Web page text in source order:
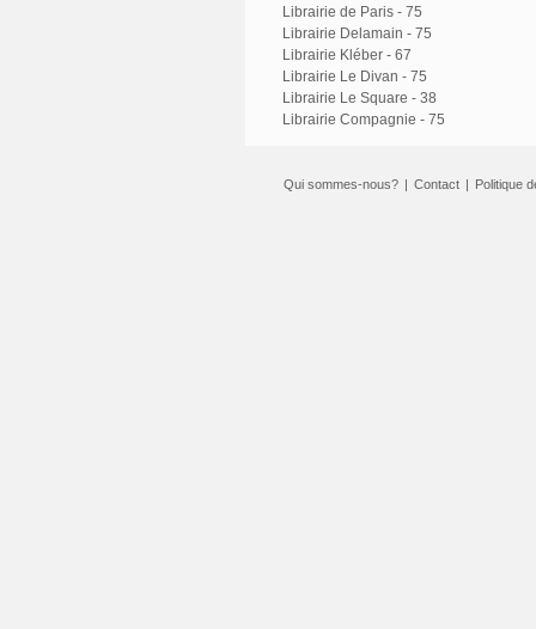
Librairie de Paris - 75
Librairie Delamain - 75
Librairie Kléber - 67
Librairie Le Divan - 75
Librairie Le Square - 38
Librairie Compagnie - 75
Qui sommes-nous? | Contact | Politique